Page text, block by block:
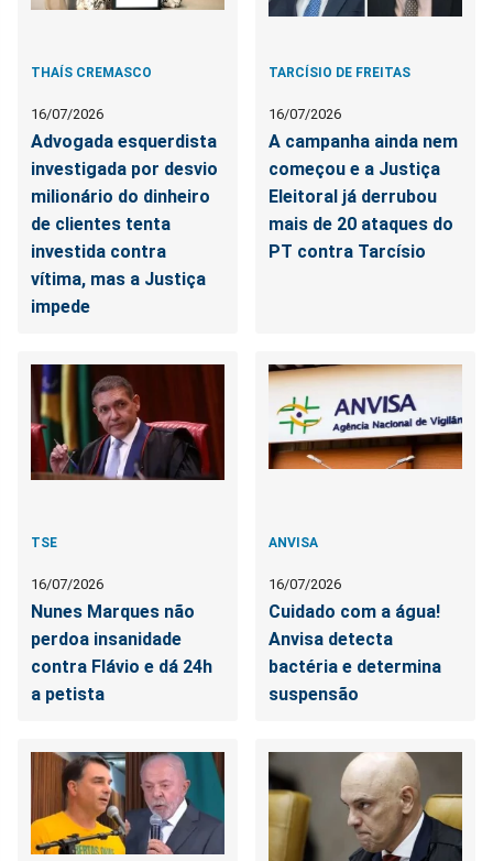
THAÍS CREMASCO
16/07/2026
Advogada esquerdista
investigada por desvio
milionário do dinheiro
de clientes tenta
investida contra
vítima, mas a Justiça
impede
TARCÍSIO DE FREITAS
16/07/2026
A campanha ainda nem
começou e a Justiça
Eleitoral já derrubou
mais de 20 ataques do
PT contra Tarcísio
TSE
16/07/2026
Nunes Marques não
perdoa insanidade
contra Flávio e dá 24h
a petista
ANVISA
16/07/2026
Cuidado com a água!
Anvisa detecta
bactéria e determina
suspensão